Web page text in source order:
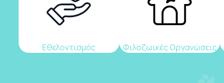
Εθελοντισμός Φιλοζωικές Οργανώσεις